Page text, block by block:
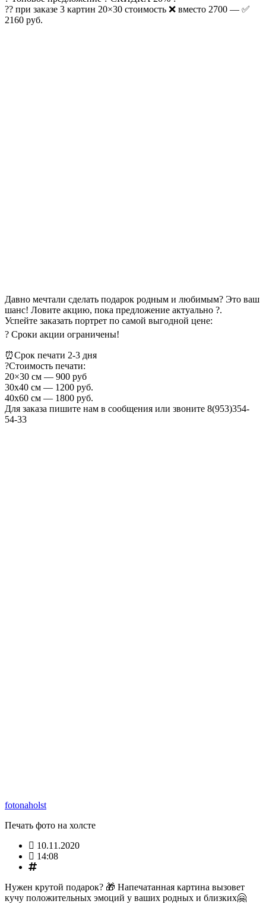
?? при заказе 3 картин 20×30 стоимость ❌ вместо 2700 — ✅
2160 руб.
Давно мечтали сделать подарок родным и любимым? Это ваш
шанс! Ловите акцию, пока предложение актуально ?.
Успейте заказать портрет по самой выгодной цене:
? Сроки акции ограничены!ᅠ
⏰Срок печати 2-3 дня
?Стоимость печати:
20×30 см — 900 руб
30х40 см — 1200 руб.
40х60 см — 1800 руб.
Для заказа пишите нам в сообщения или звоните 8(953)354-
54-33
fotonaholst
Печать фото на холсте
10.11.2020
14:08
Hужен крутой подарок? 🎁 Напечатанная картина вызовет
кучу положительных эмоций у ваших родных и близких🤗